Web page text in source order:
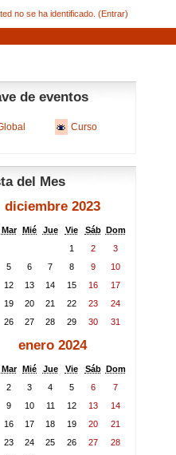
no se ha identificado. (Entrar)
de eventos
Curso
del Mes
diciembre 2023
Mar Mié Jue Vie Sáb Dom
1
2
3
5 6 7 8 9
10
12 13 14 15 16
17
19 20 21 22 23
24
26 27 28 29 30 31
enero 2024
Mar Mié Jue Vie Sáb Dom
2 3 4 5 6
7
9 10 11 12 13
14
16 17 18 19 20
21
23 24 25 26 27
28